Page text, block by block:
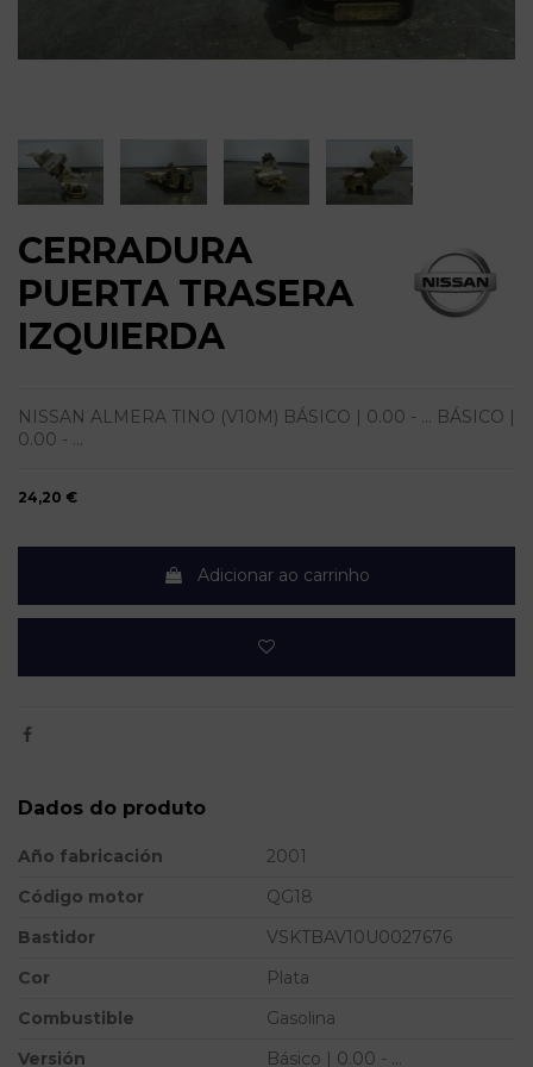
CERRADURA
PUERTA TRASERA
IZQUIERDA
NISSAN ALMERA TINO (V10M) BÁSICO | 0.00 - ... BÁSICO |
0.00 - ...
24,20 €
Adicionar ao carrinho
Dados do produto
Año fabricación
2001
Código motor
QG18
Bastidor
VSKTBAV10U0027676
Cor
Plata
Combustible
Gasolina
Versión
Básico | 0.00 - ...